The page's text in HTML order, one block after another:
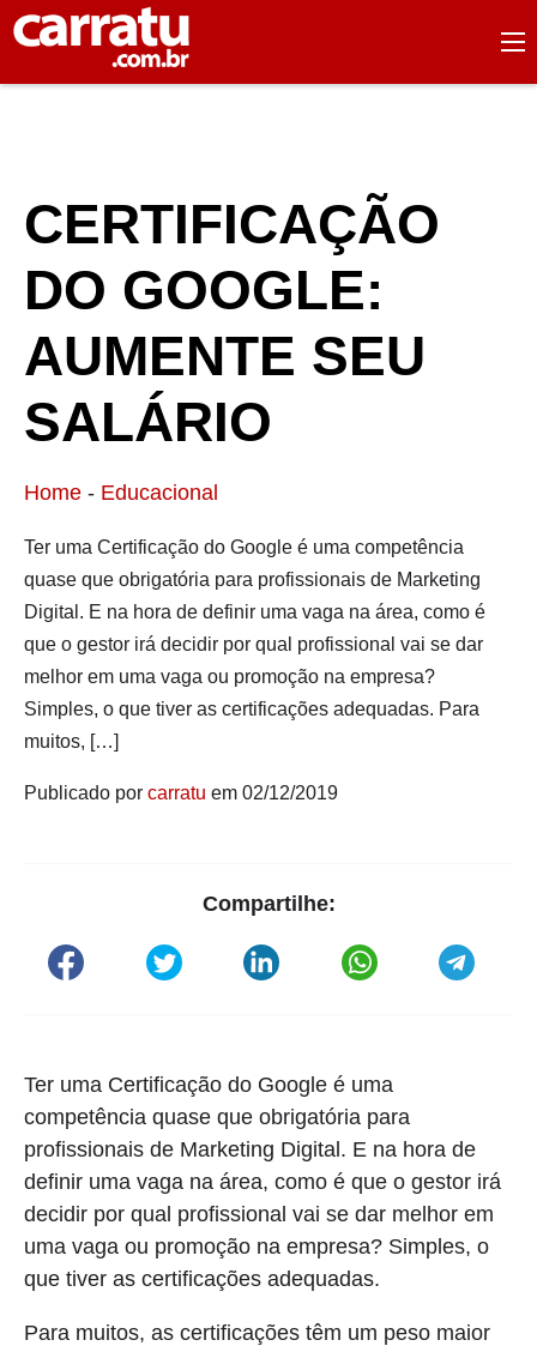
CERTIFICAÇÃO
DO GOOGLE:
AUMENTE SEU
SALÁRIO
Home - Educacional
Ter uma Certificação do Google é uma competência
quase que obrigatória para profissionais de Marketing
Digital. E na hora de definir uma vaga na área, como é
que o gestor irá decidir por qual profissional vai se dar
melhor em uma vaga ou promoção na empresa?
Simples, o que tiver as certificações adequadas. Para
muitos, […]
Publicado por carratu em 02/12/2019
Compartilhe:
Ter uma Certificação do Google é uma
competência quase que obrigatória para
profissionais de Marketing Digital. E na hora de
definir uma vaga na área, como é que o gestor irá
decidir por qual profissional vai se dar melhor em
uma vaga ou promoção na empresa? Simples, o
que tiver as certificações adequadas.
Para muitos, as certificações têm um peso maior